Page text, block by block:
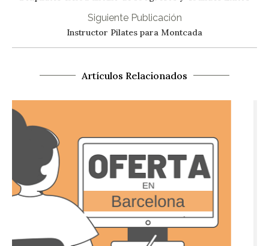
Siguiente Publicación
Instructor Pilates para Montcada
Artículos Relacionados